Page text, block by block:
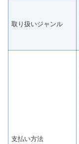
取り扱いジャンル
支払い方法